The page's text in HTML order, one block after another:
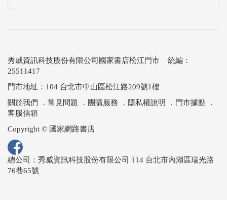
秀威資訊科技股份有限公司國家書店松江門市 統編：
25511417
門市地址：104 台北市中山區松江路209號1樓
關於我們 ． 常見問題 ． 團購服務 ． 隱私權說明 ． 門市據點 ．
客服信箱
Copyright © 國家網路書店
總公司：秀威資訊科技股份有限公司 114 台北市內湖區瑞光路
76巷65號